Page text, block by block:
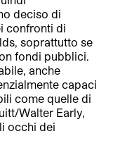
deciso di
confronti di
soprattutto se
fondi pubblici.
anche
capaci
come quelle di
Walter Early,
occhi dei